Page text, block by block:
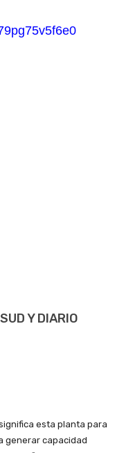
Y DIARIO
esta planta para
generar capacidad